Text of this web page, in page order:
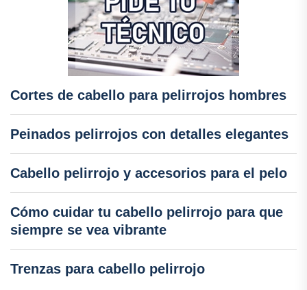
Cortes de cabello para pelirrojos hombres
Peinados pelirrojos con detalles elegantes
Cabello pelirrojo y accesorios para el pelo
Cómo cuidar tu cabello pelirrojo para que
siempre se vea vibrante
Trenzas para cabello pelirrojo